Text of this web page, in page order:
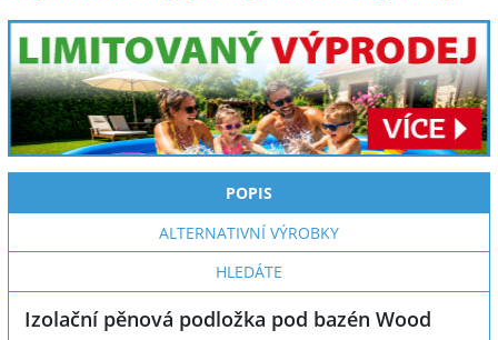
POPIS
ALTERNATIVNÍ VÝROBKY
HLEDÁTE
Izolační pěnová podložka pod bazén Wood